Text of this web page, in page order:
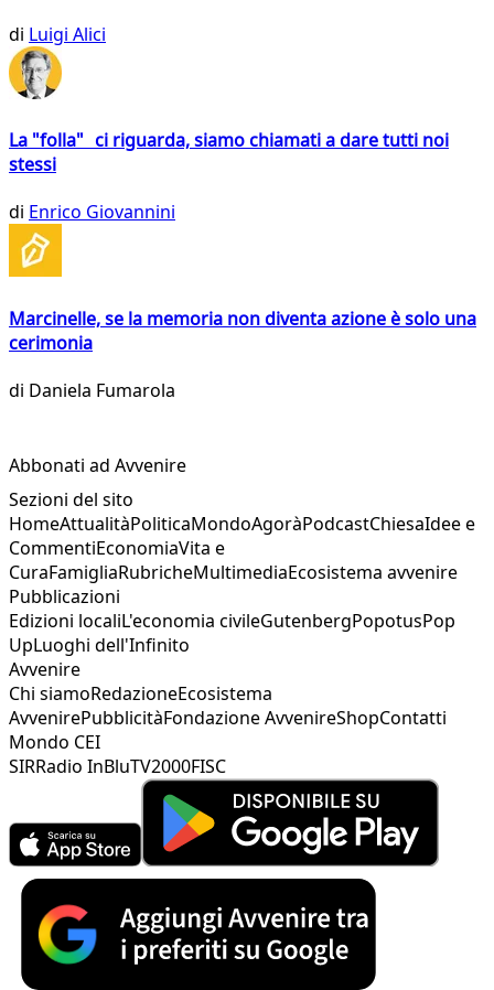
di Luigi Alici
La "folla" ci riguarda, siamo chiamati a dare tutti noi
stessi
di Enrico Giovannini
Marcinelle, se la memoria non diventa azione è solo una
cerimonia
di Daniela Fumarola
Abbonati ad Avvenire
Sezioni del sito
HomeAttualitàPoliticaMondoAgoràPodcastChiesaIdee e
CommentiEconomiaVita e
CuraFamigliaRubricheMultimediaEcosistema avvenire
Pubblicazioni
Edizioni localiL'economia civileGutenbergPopotusPop
UpLuoghi dell'Infinito
Avvenire
Chi siamoRedazioneEcosistema
AvvenirePubblicitàFondazione AvvenireShopContatti
Mondo CEI
SIRRadio InBluTV2000FISC